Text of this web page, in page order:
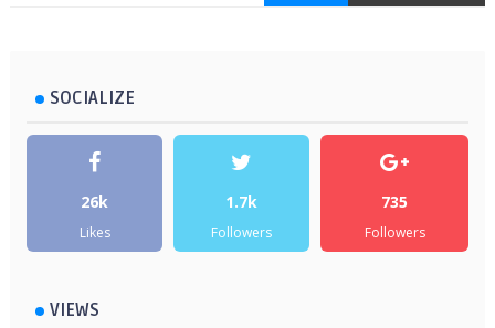
SOCIALIZE
26k
Likes
1.7k
Followers
735
Followers
VIEWS